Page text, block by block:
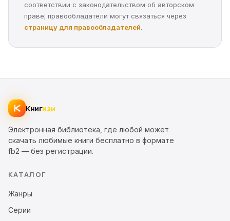
соответствии с законодательством об авторском
праве; правообладатели могут связаться через
страницу для правообладателей.
Книгизм
Электронная библиотека, где любой может
скачать любимые книги бесплатно в формате
fb2 — без регистрации.
КАТАЛОГ
Жанры
Серии